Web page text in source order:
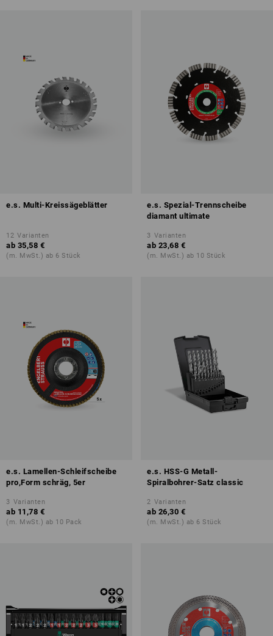
e.s. Multi-Kreissägeblätter
12 Varianten
ab 35,58 €
(m. MwSt.) ab 6 Stück
e.s. Spezial-Trennscheibe
diamant ultimate
3 Varianten
ab 23,68 €
(m. MwSt.) ab 10 Stück
e.s. Lamellen-Schleifscheibe
pro,Form schräg, 5er
3 Varianten
ab 11,78 €
(m. MwSt.) ab 10 Pack
e.s. HSS-G Metall-
Spiralbohrer-Satz classic
2 Varianten
ab 26,30 €
(m. MwSt.) ab 6 Stück